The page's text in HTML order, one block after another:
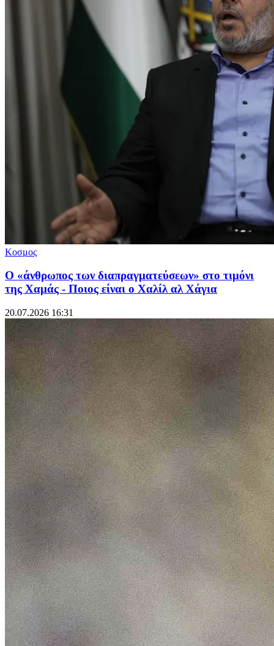
Κοσμος
Ο «άνθρωπος των διαπραγματεύσεων» στο τιμόνι
της Χαμάς - Ποιος είναι ο Χαλίλ αλ Χάγια
20.07.2026 16:31